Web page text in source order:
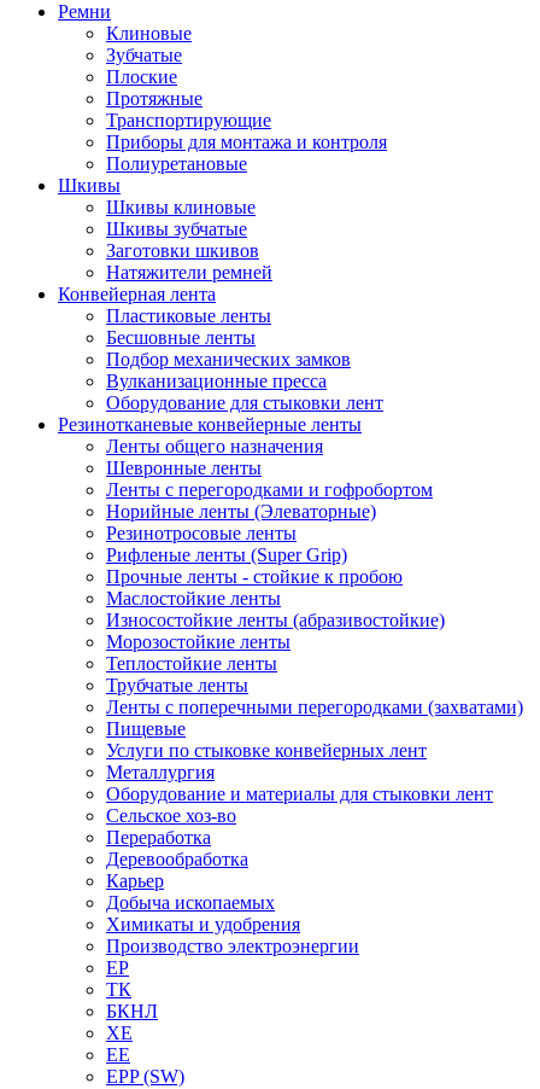
Ремни
Клиновые
Зубчатые
Плоские
Протяжные
Транспортирующие
Приборы для монтажа и контроля
Полиуретановые
Шкивы
Шкивы клиновые
Шкивы зубчатые
Заготовки шкивов
Натяжители ремней
Конвейерная лента
Пластиковые ленты
Бесшовные ленты
Подбор механических замков
Вулканизационные пресса
Оборудование для стыковки лент
Резинотканевые конвейерные ленты
Ленты общего назначения
Шевронные ленты
Ленты с перегородками и гофробортом
Норийные ленты (Элеваторные)
Резинотросовые ленты
Рифленые ленты (Super Grip)
Прочные ленты - стойкие к пробою
Маслостойкие ленты
Износостойкие ленты (абразивостойкие)
Морозостойкие ленты
Теплостойкие ленты
Трубчатые ленты
Ленты с поперечными перегородками (захватами)
Пищевые
Услуги по стыковке конвейерных лент
Металлургия
Оборудование и материалы для стыковки лент
Сельское хоз-во
Переработка
Деревообработка
Карьер
Добыча ископаемых
Химикаты и удобрения
Производство электроэнергии
EP
ТК
БКНЛ
XE
EE
EPP (SW)